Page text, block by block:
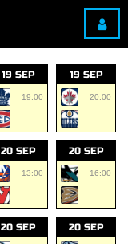
19 SEP
19:00
19 SEP
20:00
20 SEP
13:00
20 SEP
16:00
20 SEP 20 SEP